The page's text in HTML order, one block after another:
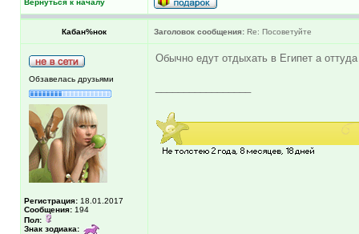
Вернуться к началу
Кабан%нок Заголовок сообщения: Re: Посоветуйте
Обзавелась друзьями
Регистрация: 18.01.2017
Сообщения: 194
Пол:
Знак зодиака:
Обычно едут отдыхать в Египет а